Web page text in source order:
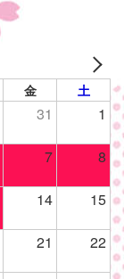
金 土
31 1
7 8
14 15
21 22